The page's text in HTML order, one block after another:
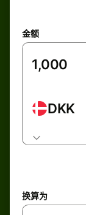
金额
DKK
换算为